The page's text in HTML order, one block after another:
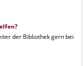
der Bibliothek gern bei